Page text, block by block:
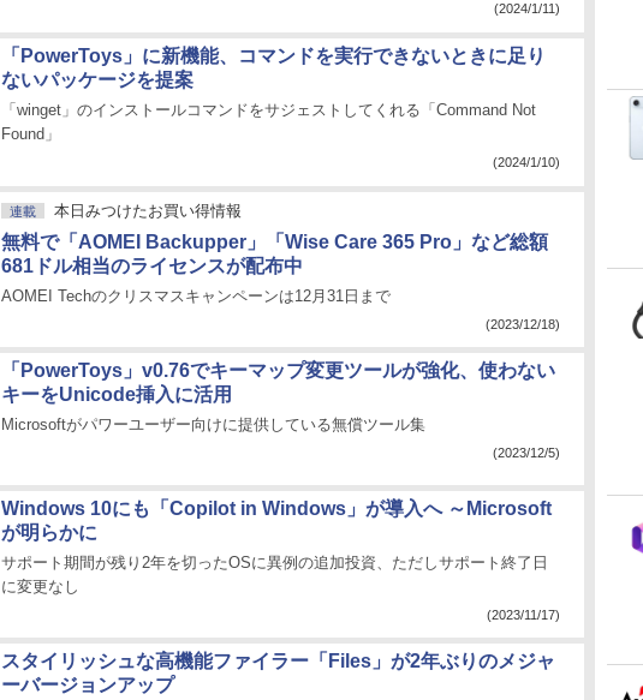
(2024/1/11)
「PowerToys」に新機能、コマンドを実行できないときに足り
ないパッケージを提案
「winget」のインストールコマンドをサジェストしてくれる「Command Not
Found」
(2024/1/10)
連載 本日みつけたお買い得情報
無料で「AOMEI Backupper」「Wise Care 365 Pro」など総額
681ドル相当のライセンスが配布中
AOMEI Techのクリスマスキャンペーンは12月31日まで
(2023/12/18)
「PowerToys」v0.76でキーマップ変更ツールが強化、使わない
キーをUnicode挿入に活用
Microsoftがパワーユーザー向けに提供している無償ツール集
(2023/12/5)
Windows 10にも「Copilot in Windows」が導入へ ～Microsoft
が明らかに
サポート期間が残り2年を切ったOSに異例の追加投資、ただしサポート終了日
に変更なし
(2023/11/17)
スタイリッシュな高機能ファイラー「Files」が2年ぶりのメジャ
ーバージョンアップ